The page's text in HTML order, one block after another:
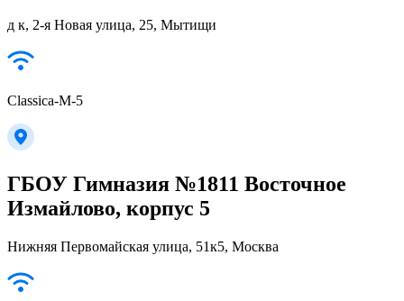
д к, 2-я Новая улица, 25, Мытищи
Classica-M-5
ГБОУ Гимназия №1811 Восточное
Измайлово, корпус 5
Нижняя Первомайская улица, 51к5, Москва